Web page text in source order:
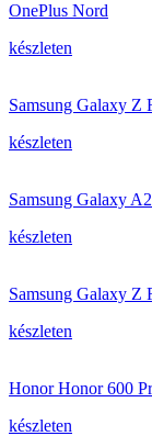
OnePlus Nord
készleten
Samsung Galaxy Z
készleten
Samsung Galaxy
készleten
Samsung Galaxy Z
készleten
Honor Honor 600
készleten